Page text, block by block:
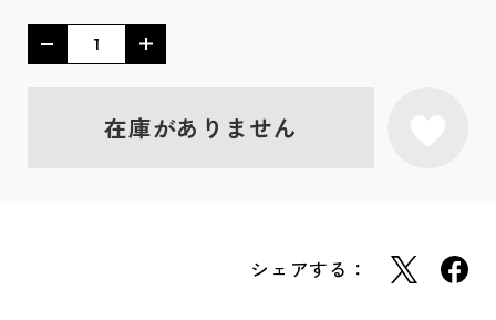
在庫がありません
シェアする：